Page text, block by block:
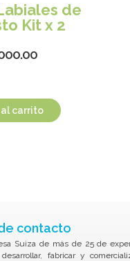
de
Kit x 2
carrito
contacto
Suiza de más de 25 de
fabricar y